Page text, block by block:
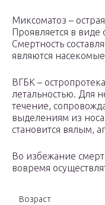
Миксоматоз –
Проявляется в виде
Смертность
являются
ВГБК –
летальностью. Для
течение,
выделениям из
становится вялым,
Во избежание
вовремя
Возраст